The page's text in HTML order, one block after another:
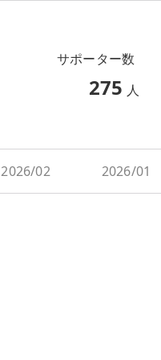
サポーター数
275 人
2026/02 2026/01